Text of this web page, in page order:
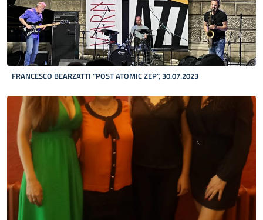
FRANCESCO BEARZATTI “POST ATOMIC ZEP”, 30.07.2023